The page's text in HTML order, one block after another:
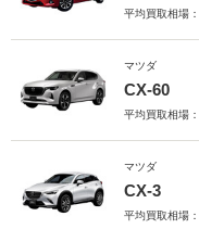
平均買取相場：
マツダ
CX-60
平均買取相場：
マツダ
CX-3
平均買取相場：